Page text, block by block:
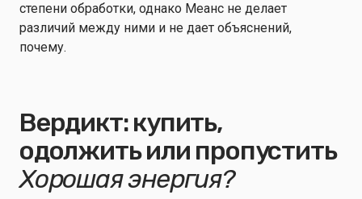
степени обработки, однако Меанс не делает
различий между ними и не дает объяснений,
почему.
Вердикт: купить,
одолжить или пропустить
Хорошая энергия?